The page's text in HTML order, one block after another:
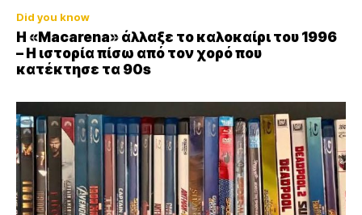
Did you know
Η «Macarena» άλλαξε το καλοκαίρι του 1996
– Η ιστορία πίσω από τον χορό που
κατέκτησε τα 90s